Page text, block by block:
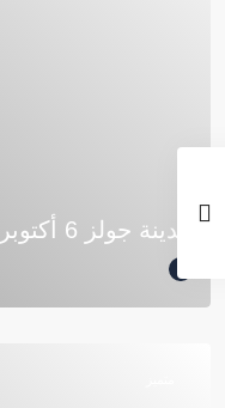
مدينة جولز 6 أكتوبر